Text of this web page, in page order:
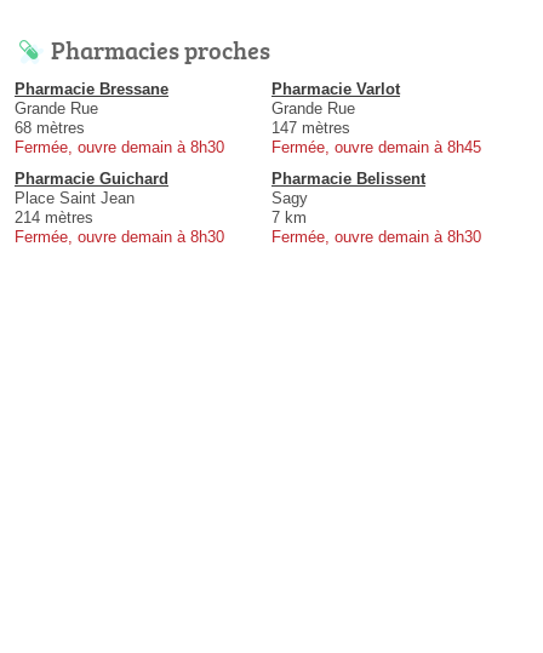
Pharmacies proches
Pharmacie Bressane
Grande Rue
68 mètres
Fermée, ouvre demain à 8h30
Pharmacie Varlot
Grande Rue
147 mètres
Fermée, ouvre demain à 8h45
Pharmacie Guichard
Place Saint Jean
214 mètres
Fermée, ouvre demain à 8h30
Pharmacie Belissent
Sagy
7 km
Fermée, ouvre demain à 8h30